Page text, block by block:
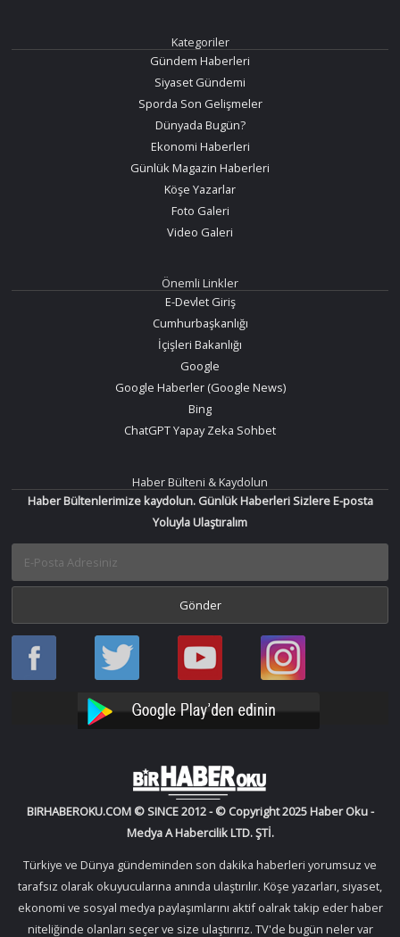
Kategoriler
Gündem Haberleri
Siyaset Gündemi
Sporda Son Gelişmeler
Dünyada Bugün?
Ekonomi Haberleri
Günlük Magazin Haberleri
Köşe Yazarlar
Foto Galeri
Video Galeri
Önemli Linkler
E-Devlet Giriş
Cumhurbaşkanlığı
İçişleri Bakanlığı
Google
Google Haberler (Google News)
Bing
ChatGPT Yapay Zeka Sohbet
Haber Bülteni & Kaydolun
Haber Bültenlerimize kaydolun. Günlük Haberleri Sizlere E-posta
Yoluyla Ulaştıralım
Haber
Oku
Haber
Oku
Bir
Haber
YouTube
Bir
Haber
Instagram
BIRHABEROKU.COM © SINCE 2012 - © Copyright 2025 Haber Oku -
Medya A Habercilik LTD. ŞTİ.
Türkiye ve Dünya gündeminden son dakika haberleri yorumsuz ve
tarafsız olarak okuyucularına anında ulaştırılır. Köşe yazarları, siyaset,
ekonomi ve sosyal medya paylaşımlarını aktif oalrak takip eder haber
niteliğinde olanları seçer ve size ulaştırırız. TV'de bugün neler var